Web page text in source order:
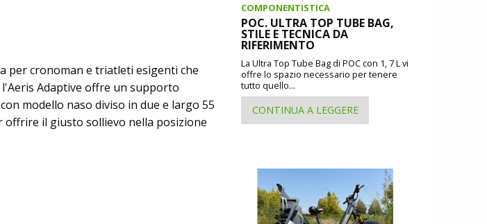
per cronoman e triatleti esigenti che
Adaptive offre un supporto
modello naso diviso in due e largo 55
il giusto sollievo nella posizione
COMPONENTISTICA
POC. ULTRA TOP TUBE BAG,
STILE E TECNICA DA
RIFERIMENTO
La Ultra Top Tube Bag di POC con 1, 7 L vi
offre lo spazio necessario per tenere
tutto quello...
CONTINUA A LEGGERE